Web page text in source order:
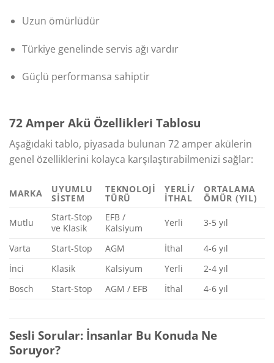
Uzun ömürlüdür
Türkiye genelinde servis ağı vardır
Güçlü performansa sahiptir
72 Amper Akü Özellikleri Tablosu
Aşağıdaki tablo, piyasada bulunan 72 amper akülerin
genel özelliklerini kolayca karşılaştırabilmenizi sağlar:
MARKA UYUMLU
SISTEM
TEKNOLOJI
TÜRÜ
YERLI/
İTHAL
ORTALAMA
ÖMÜR (YIL)
Mutlu
Start-Stop
ve Klasik
EFB /
Kalsiyum
Yerli 3-5 yıl
Varta Start-Stop AGM İthal
4-6 yıl
İnci
Klasik Kalsiyum Yerli
2-4 yıl
Bosch
Start-Stop AGM / EFB İthal 4-6 yıl
Sesli Sorular: İnsanlar Bu Konuda Ne
Soruyor?